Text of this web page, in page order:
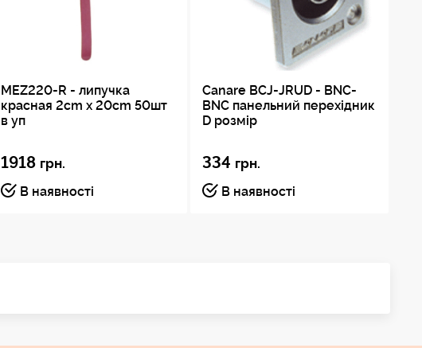
MEZ220-R - липучка
красная 2cm x 20cm 50шт
в уп
1918 грн.
В наявності
Canare BCJ-JRUD - BNC-
BNC панельний перехідник
D розмір
334 грн.
В наявності